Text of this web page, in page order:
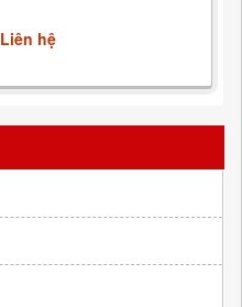
Liên hệ